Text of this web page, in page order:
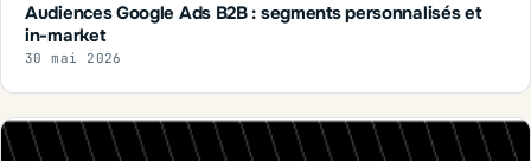
Audiences Google Ads B2B : segments personnalisés et
in-market
30 mai 2026